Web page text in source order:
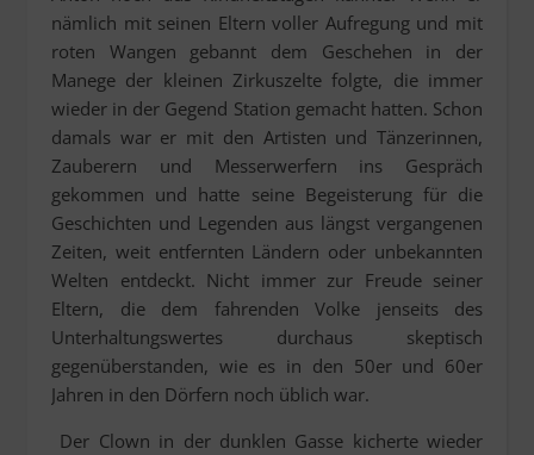
nämlich mit seinen Eltern voller Aufregung und mit
roten Wangen gebannt dem Geschehen in der
Manege der kleinen Zirkuszelte folgte, die immer
wieder in der Gegend Station gemacht hatten. Schon
damals war er mit den Artisten und Tänzerinnen,
Zauberern und Messerwerfern ins Gespräch
gekommen und hatte seine Begeisterung für die
Geschichten und Legenden aus längst vergangenen
Zeiten, weit entfernten Ländern oder unbekannten
Welten entdeckt. Nicht immer zur Freude seiner
Eltern, die dem fahrenden Volke jenseits des
Unterhaltungswertes durchaus skeptisch
gegenüberstanden, wie es in den 50er und 60er
Jahren in den Dörfern noch üblich war.
Der Clown in der dunklen Gasse kicherte wieder